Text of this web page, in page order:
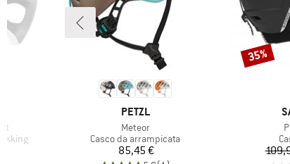
MARCHIO
PETZL
Articolo
Meteor
Gruppo di prodotti
Casco da arrampicata
Prezzo
85,45 €
Sconto
35%